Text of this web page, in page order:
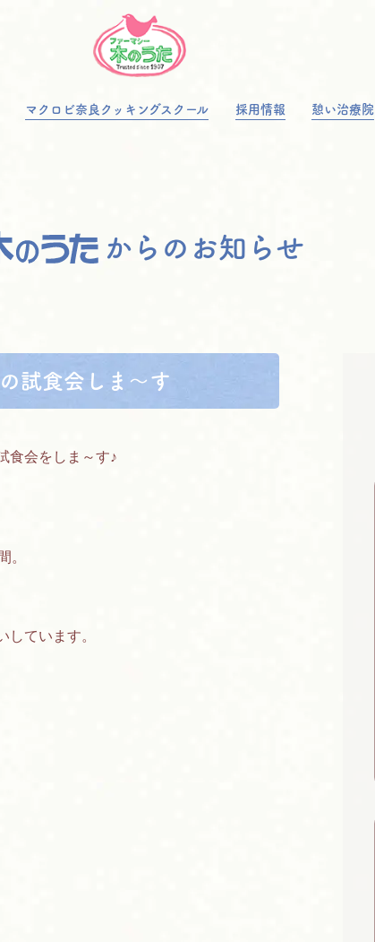
マクロビ奈良クッキングスクール 採用情報 憩い治療院
からのお知らせ
試食会しま～す
食会をしま～す♪
。
ています。